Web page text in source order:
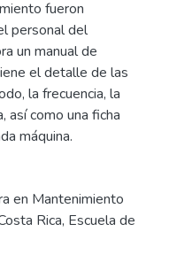
fueron
personal del
un manual de
el detalle de las
la frecuencia, la
así como una ficha
máquina.
en Mantenimiento
Rica, Escuela de